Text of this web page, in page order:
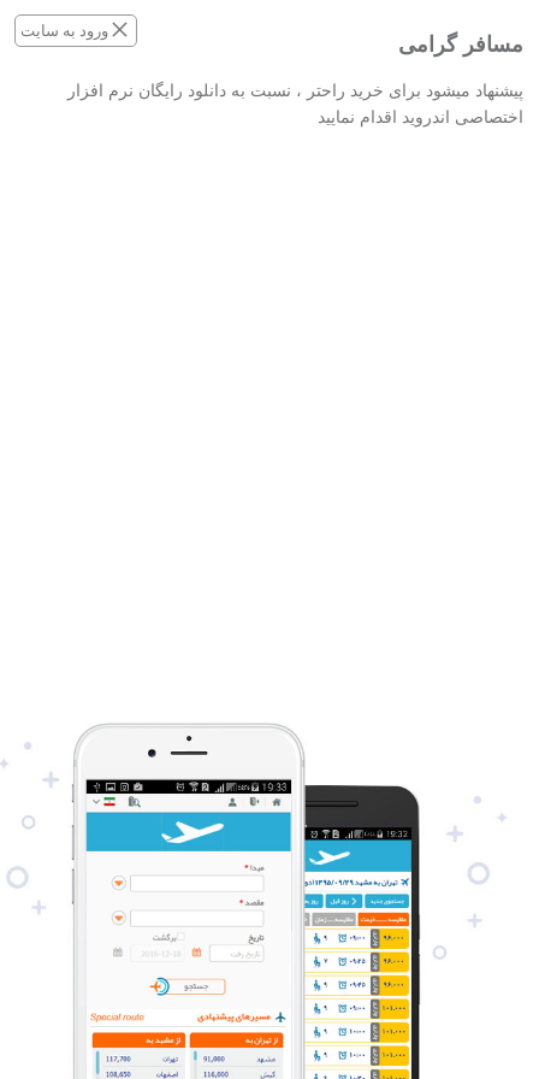
×ورود به سایت
مسافر گرامی
پیشنهاد میشود برای خرید راحتر ، نسبت به دانلود رایگان نرم افزار
اختصاصی اندروید
اقدام نمایید